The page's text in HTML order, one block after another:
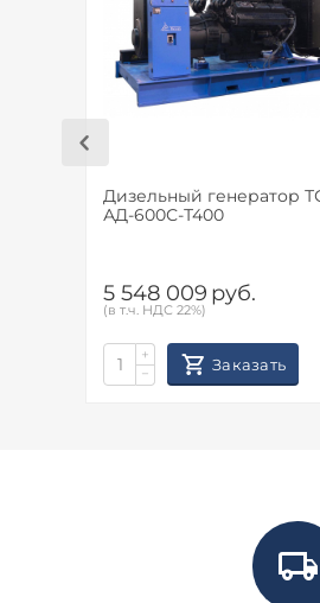
Дизельный генератор
АД-600С-Т400
5 548 009 руб.
(в т.ч. НДС 22%)
+
−
Заказать